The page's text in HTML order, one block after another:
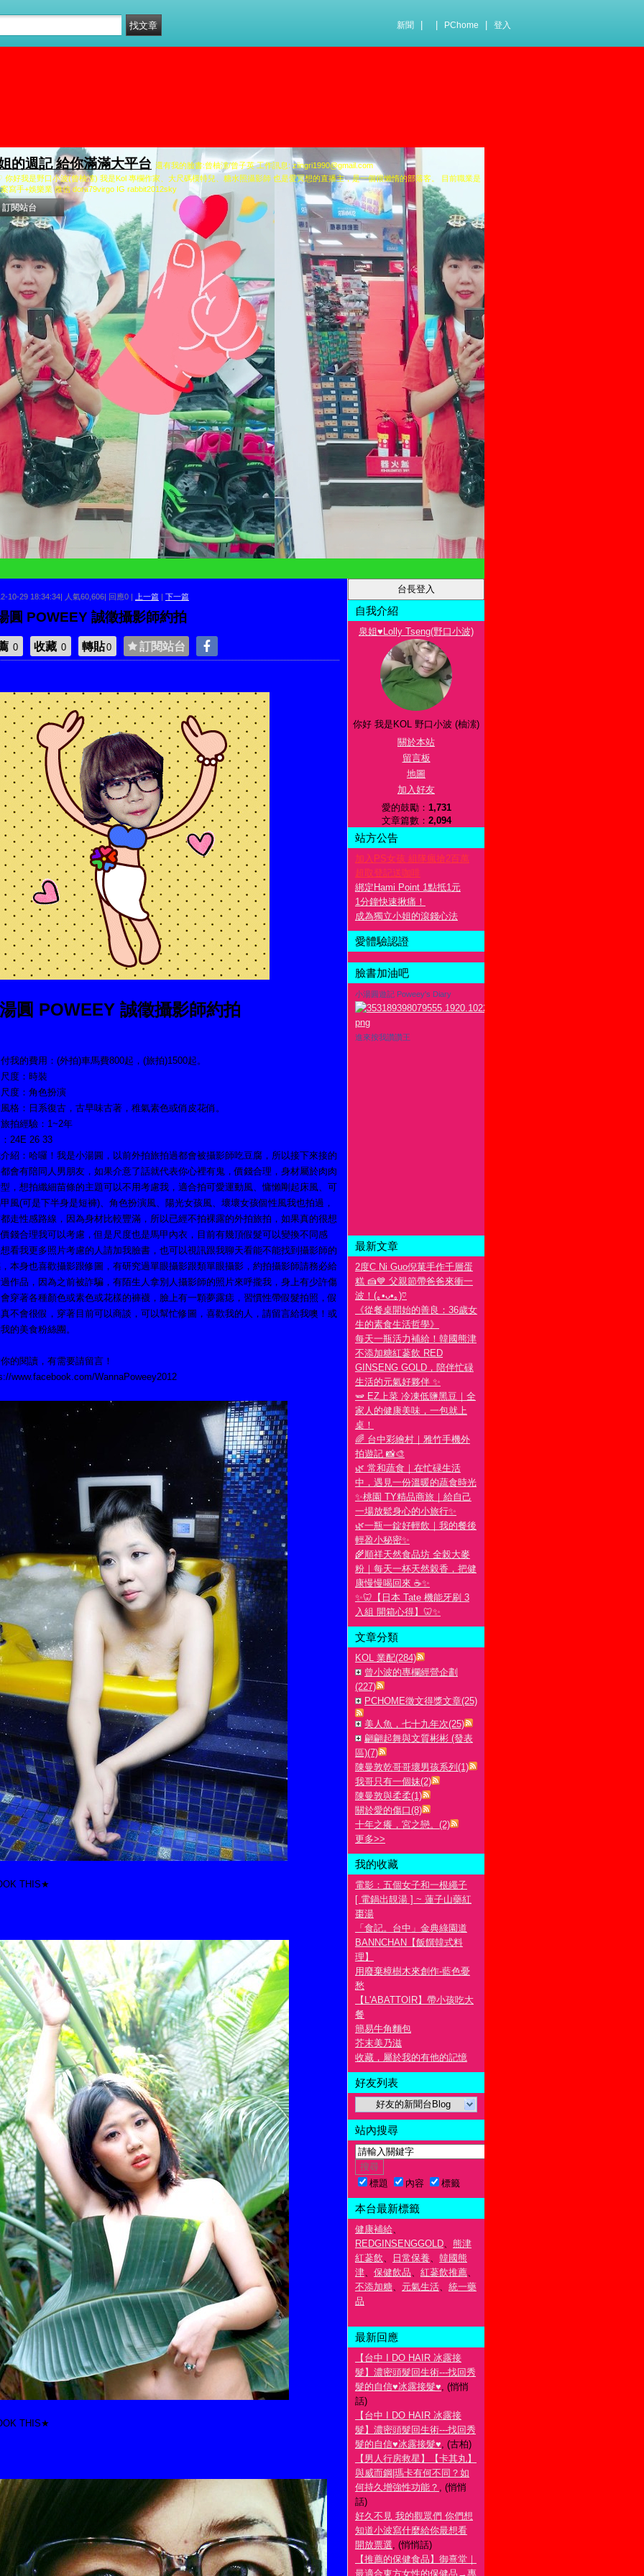
新聞 PChome 登入
的週記 給你滿滿大平台 還有我的臉書:曾柚溹/曾子英 工作訊息: ziingri1990@gmail.com
小波(曾柚溹) 我是Kol 專欄作家、大尺碼模特兒、糖水照攝影師 也是愛冥想的直播主，是一個很懶惰的部落客。 目前職業是
寫手+娛樂業 微信 dora79virgo IG rabbit2012sky
訂閱站台
10-29 18:34:34| 人氣60,606| 回應0 | 上一篇 | 下一篇
圓 POWEEY 誠徵攝影師約拍
0 收藏 0 轉貼0 訂閱站台
圓 POWEEY 誠徵攝影師約拍
我的費用：(外拍)車馬費800起，(旅拍)1500起。
度：時裝
度：角色扮演
格：日系復古，古早味古著，稚氣素色或俏皮花俏。
拍經驗：1~2年
24E 26 33
紹：哈囉！我是小湯圓，以前外拍旅拍過都會被攝影師吃豆腐，所以接下來接的
會有陪同人男朋友，如果介意了話就代表你心裡有鬼，價錢合理，身材屬於肉肉
，想拍纖細苗條的主題可以不用考慮我，適合拍可愛運動風、慵懶剛起床風、可
風(可是下半身是短褲)、角色扮演風、陽光女孩風、壞壞女孩個性風我也拍過，
走性感路線，因為身材比較豐滿，所以已經不拍裸露的外拍旅拍，如果真的很想
錢合理我可以考慮，但是尺度也是馬甲內衣，目前有幾頂假髮可以變換不同感
看我更多照片考慮的人請加我臉書，也可以視訊跟我聊天看能不能找到攝影師的
本身也喜歡攝影跟修圖，有研究過單眼攝影跟類單眼攝影，約拍攝影師請務必給
作品，因為之前被詐騙，有陌生人拿別人攝影師的照片來呼攏我，身上有少許傷
穿著各種顏色或素色或花樣的褲襪，臉上有一顆夢露痣，習慣性帶假髮拍照，假
不會很假，穿著目前可以商談，可以幫忙修圖，喜歡我的人，請留言給我噢！或
的美食粉絲團。
的閱讀，有需要請留言！
www.facebook.com/WannaPoweey2012
THIS★
THIS★
自我介紹
泉姐♥Lolly Tseng(野口小波)
你好 我是KOL 野口小波 (柚溹)
關於本站
留言板
地圖
加入好友
愛的鼓勵： 1,731
文章篇數： 2,094
站方公告
加入PS女孩 組隊瘋搶2百萬
超取登記送咖啡
綁定Hami Point 1點抵1元
1分鐘快速揪痛！
成為獨立小姐的滾錢心法
愛體驗認證
臉書加油吧
小湯圓遊記 Poweey's Diary
進來按我讚讚王
最新文章
2度C Ni Guo倪菓手作千層蛋
糕 🍰💙 父親節帶爸爸來衝一
波！(｡•ᴗ•｡)♡
《從餐桌開始的善良：36歲女
生的素食生活哲學》
每天一瓶活力補給！韓國熊津
不添加糖紅蔘飲 RED
GINSENG GOLD，陪伴忙碌
生活的元氣好夥伴 ✨
🫛 EZ上菜 冷凍低鹽黑豆｜全
家人的健康美味，一包就上
桌！
🌈 台中彩繪村｜雅竹手機外
拍遊記 📸🎨
🌿 常和蔬食｜在忙碌生活
中，遇見一份溫暖的蔬食時光
✨桃園 TY精品商旅｜給自己
一場放鬆身心的小旅行✨
🌿一瓶一錠好輕飲｜我的餐後
輕盈小秘密✨
🌾順祥天然食品坊 全榖大麥
粉｜每天一杯天然穀香，把健
康慢慢喝回來 ☕✨
✨🦷【日本 Tate 機能牙刷 3
入組 開箱心得】🦷✨
文章分類
KOL 業配(284)
曾小波的專欄經營企劃
(227)
PCHOME徵文得獎文章(25)
美人魚，七十九年次(25)
翩翩起舞與文質彬彬 (發表
區)(7)
陳曼敦乾哥哥壞男孩系列(1)
我哥只有一個妹(2)
陳曼敦與柔柔(1)
關於愛的傷口(8)
十年之癢，宮之戀。(2)
更多>>
我的收藏
電影：五個女子和一根繩子
[ 電鍋出靚湯 ] ~ 蓮子山藥紅
棗湯
「食記。台中」金典綠園道
BANNCHAN【飯饌韓式料
理】
用廢棄樟樹木來創作-藍色憂
愁
【L'ABATTOIR】帶小孩吃大
餐
簡易牛角麵包
芥末美乃滋
收藏，屬於我的有他的記憶
好友列表
好友的新聞台Blog
站內搜尋
標題 內容 標籤
本台最新標籤
健康補給、
REDGINSENGGOLD、 熊津
紅蔘飲、 日常保養、 韓國熊
津、 保健飲品、 紅蔘飲推薦、
不添加糖、 元氣生活、 統一藥
品
最新回應
【台中 I DO HAIR 冰露接
髮】濃密頭髮回生術---找回秀
髮的自信♥冰露接髮♥, (悄悄
話)
【台中 I DO HAIR 冰露接
髮】濃密頭髮回生術---找回秀
髮的自信♥冰露接髮♥, (古柏)
【男人行房救星】【卡其丸】
與威而鋼|瑪卡有何不同？如
何持久增強性功能？ , (悄悄
話)
好久不見 我的觀眾們 你們想
知道小波寫什麼給你最想看
開放票選, (悄悄話)
【推薦的保健食品】御熹堂｜
最適合東方女性的保健品→專